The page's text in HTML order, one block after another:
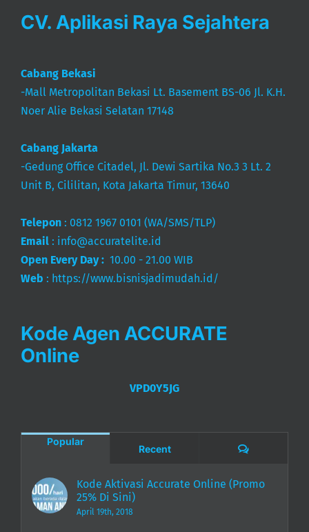
CV. Aplikasi Raya Sejahtera
Cabang Bekasi
-Mall Metropolitan Bekasi Lt. Basement BS-06 Jl. K.H.
Noer Alie Bekasi Selatan 17148
Cabang Jakarta
-Gedung Office Citadel, Jl. Dewi Sartika No.3 3 Lt. 2
Unit B, Cililitan, Kota Jakarta Timur, 13640
Telepon : 0812 1967 0101 (WA/SMS/TLP)
Email : info@accuratelite.id
Open Every Day : 10.00 - 21.00 WIB
Web : https://www.bisnisjadimudah.id/
Kode Agen ACCURATE
Online
VPD0Y5JG
Popular
Recent Comments
Kode Aktivasi Accurate Online (Promo
25% Di Sini)
April 19th, 2018